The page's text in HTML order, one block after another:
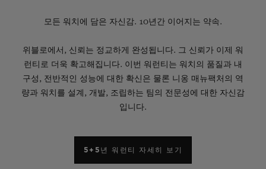
모든 워치에 담은 자신감. 10년간 이어지는 약속.
위블로에서, 신뢰는 정교하게 완성됩니다. 그 신뢰가 이제 워
런티로 더욱 확고해집니다. 이번 워런티는 워치의 품질과 내
구성, 전반적인 성능에 대한 확신은 물론 니옹 매뉴팩처의 역
량과 워치를 설계, 개발, 조립하는 팀의 전문성에 대한 자신감
입니다.
5+5년 워런티 자세히 보기